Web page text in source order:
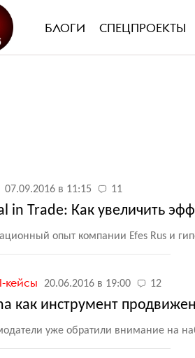
БЛОГИ СПЕЦПРОЕКТЫ
07.09.2016 в 11:15 11
in Trade: Как увеличить
опыт компании Efes Rus и
кейсы 20.06.2016 в 19:00 12
как инструмент
уже обратили внимание на